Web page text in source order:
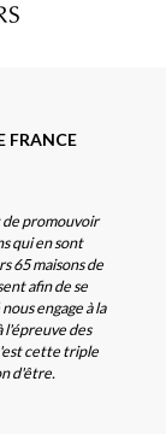
FRANCE
promouvoir
qui en sont
65 maisons de
afin de se
engage à la
l'épreuve des
cette triple
d'être.